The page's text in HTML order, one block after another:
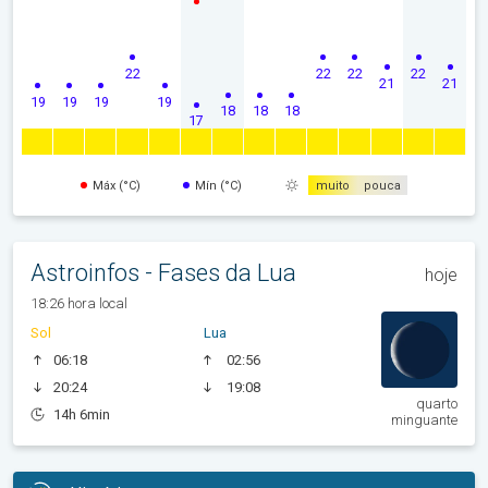
19 19 19
22
19
17
18 18 18
22 22
21
22
21
Máx (°C) Mín (°C) muito pouca
Astroinfos - Fases da Lua hoje
18:26 hora local
Sol
06:18
20:24
14h 6min
Lua
02:56
19:08
quarto
minguante